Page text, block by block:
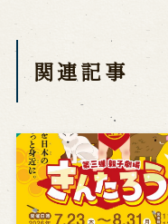
お問い合わ
お電話でお問い
予約
関連記事